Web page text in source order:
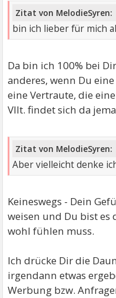
Zitat von MelodieSyren:
bin ich lieber für mich
Da bin ich 100% bei
anderes, wenn Du
eine Vertraute, die
Vllt. findet sich da
Zitat von MelodieSyren:
Aber vielleicht denke
Keineswegs - Dein
weisen und Du bist es
wohl fühlen muss.
Ich drücke Dir die
irgendann etwas
Werbung bzw.